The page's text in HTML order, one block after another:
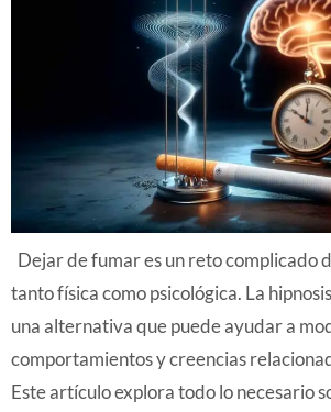
Dejar de fumar es un reto complicado
tanto física como psicológica. La
una alternativa que puede ayudar a
comportamientos y creencias
Este artículo explora todo lo necesario